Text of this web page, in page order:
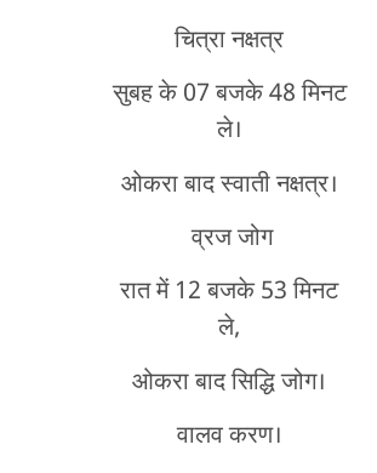
चित्रा नक्षत्र
सुबह के 07 बजके 48 मिनट
ले।
ओकरा बाद स्वाती नक्षत्र।
व्रज जोग
रात में 12 बजके 53 मिनट
ले,
ओकरा बाद सिद्धि जोग।
वालव करण।